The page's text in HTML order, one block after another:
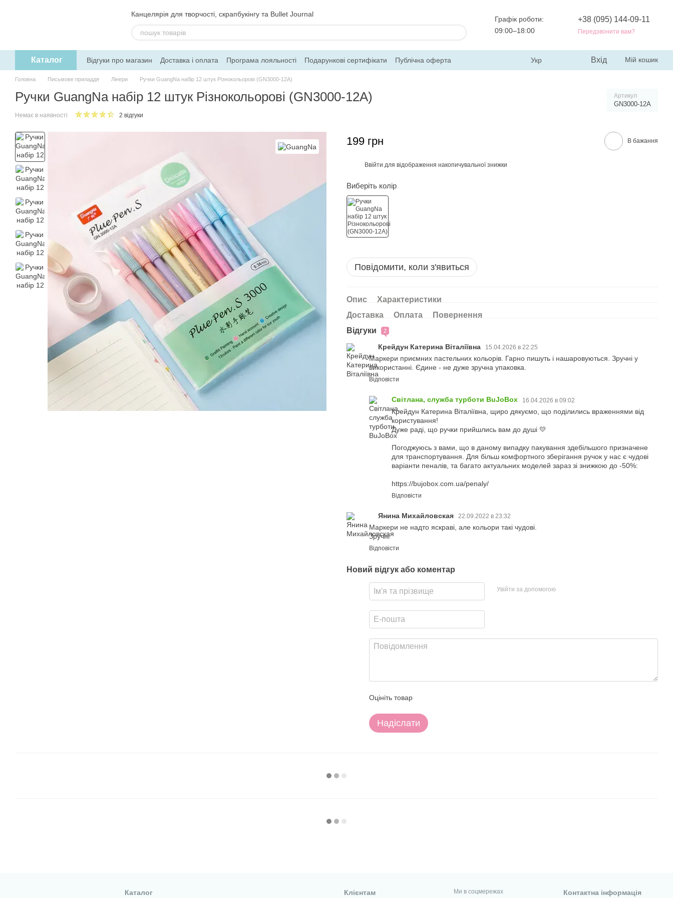
Канцелярія для творчості, скрапбукінгу та Bullet Journal
Графік роботи:
09:00–18:00
+38 (095) 144-09-11
Передзвонити вам?
Каталог Відгуки про магазин Доставка і оплата Програма лояльності Подарункові сертифікати
Публічна оферта
Угода користувача
Обмін та повернення Блог Контакти Про магазин
Укр Вхід Мій кошик
Головна Письмове приладдя Лінери Ручки GuangNa набір 12 штук Різнокольорові (GN3000-12A)
Ручки GuangNa набір 12 штук Різнокольорові (GN3000-12A) Артикул
GN3000-12A
Немає в наявності 2 відгуки
199 грн В бажання
Ввійти для відображення накопичувальної знижки
Виберіть колір
Повідомити, коли з'явиться
Опис
Характеристики
Доставка
Оплата
Повернення
Відгуки
2
Крейдун Катерина Віталіївна 15.04.2026 в 22:25
Маркери приємних пастельних кольорів. Гарно пишуть і нашаровуються. Зручні у
використанні. Єдине - не дуже зручна упаковка.
Відповісти
Світлана, служба турботи BuJoBox 16.04.2026 в 09:02
Крейдун Катерина Віталіївна, щиро дякуємо, що поділились враженнями від
користування!
Дуже раді, що ручки прийшлись вам до душі 💛
Погоджуюсь з вами, що в даному випадку пакування здебільшого призначене
для транспортування. Для більш комфортного зберігання ручок у нас є чудові
варіанти пеналів, та багато актуальних моделей зараз зі знижкою до -50%:
https://bujobox.com.ua/penaly/
Відповісти
Янина Михайловская 22.09.2022 в 23:32
Маркери не надто яскраві, але кольори такі чудові.
Зручні
Відповісти
Новий відгук або коментар
Увійти за допомогою
Оцініть товар
Надіслати
Каталог Клієнтам Ми в соцмережах Контактна інформація